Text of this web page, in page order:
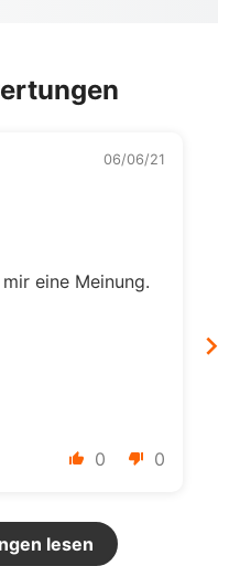
06/06/21
eine Meinung.
0 0
lesen